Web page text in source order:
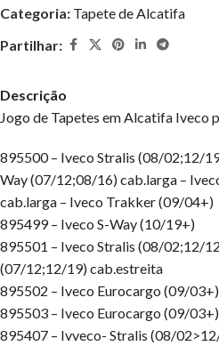
Categoria: Tapete de Alcatifa
Partilhar:
Descrição
Jogo de Tapetes em Alcatifa Iveco
895500 – Iveco Stralis (08/02;12/
Way (07/12;08/16) cab.larga –
cab.larga – Iveco Trakker (09/04+)
895499 – Iveco S-Way (10/19+)
895501 – Iveco Stralis (08/02;12/
(07/12;12/19) cab.estreita
895502 – Iveco Eurocargo (09/
895503 – Iveco Eurocargo (09/
895407 – Ivveco- Stralis (08/